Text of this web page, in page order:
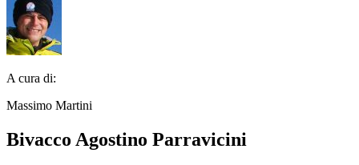
A cura di:
Massimo Martini
Bivacco Agostino Parravicini